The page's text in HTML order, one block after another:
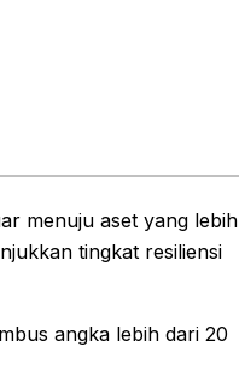
menuju aset yang lebih
tingkat resiliensi
angka lebih dari 20